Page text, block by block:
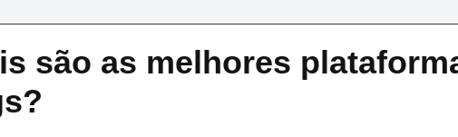
são as melhores